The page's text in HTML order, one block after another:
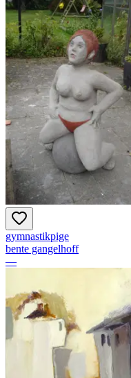
gymnastikpige
bente gangelhoff
—